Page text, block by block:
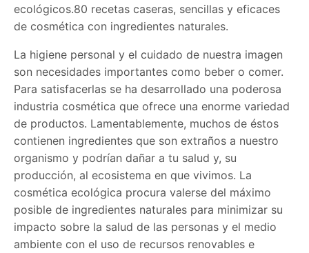
ecológicos.80 recetas caseras, sencillas y eficaces
de cosmética con ingredientes naturales.
La higiene personal y el cuidado de nuestra imagen
son necesidades importantes como beber o comer.
Para satisfacerlas se ha desarrollado una poderosa
industria cosmética que ofrece una enorme variedad
de productos. Lamentablemente, muchos de éstos
contienen ingredientes que son extraños a nuestro
organismo y podrían dañar a tu salud y, su
producción, al ecosistema en que vivimos. La
cosmética ecológica procura valerse del máximo
posible de ingredientes naturales para minimizar su
impacto sobre la salud de las personas y el medio
ambiente con el uso de recursos renovables e